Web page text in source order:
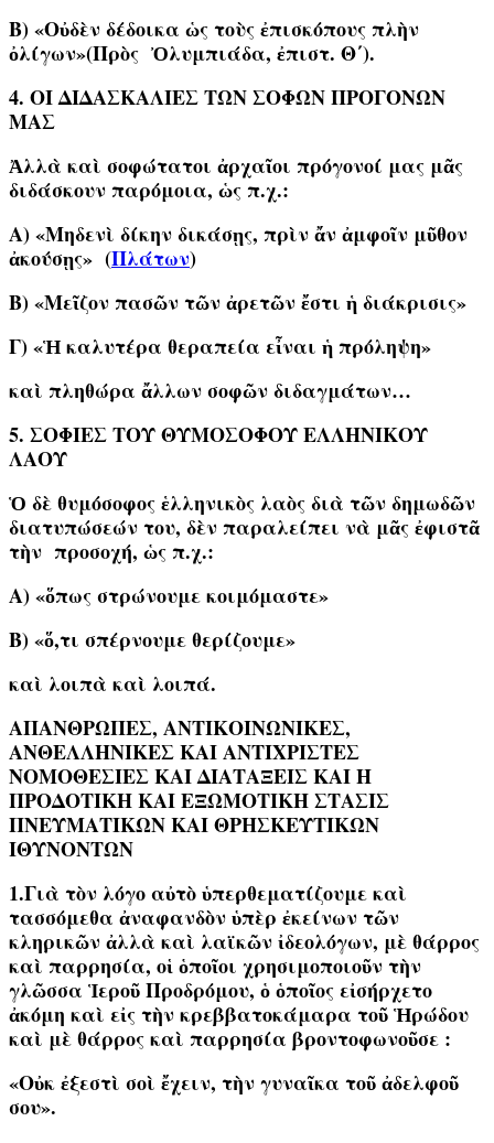
Β)«Οὐδὲν δέδοικα ὡς τοὺς ἐπισκόπους πλὴν
ὀλίγων»(Πρὸς Ὀλυμπιάδα, ἐπιστ. Θ΄).
4. ΟΙ ΔΙΔΑΣΚΑΛΙΕΣ ΤΩΝ ΣΟΦΩΝ ΠΡΟΓΟΝΩΝ
ΜΑΣ
Ἀλλὰ καὶ σοφώτατοι ἀρχαῖοι πρόγονοί μας μᾶς
διδάσκουν παρόμοια, ὡς π.χ.:
Α) «Μηδενὶ δίκην δικάσῃς, πρὶν ἄν ἀμφοῖν μῦθον
ἀκούσῃς» (Πλάτων)
Β) «Μεῖζον πασῶν τῶν ἀρετῶν ἔστι ἡ διάκρισις»
Γ) «Ἡ καλυτέρα θεραπεία εἶναι ἡ πρόληψη»
καὶ πληθώρα ἄλλων σοφῶν διδαγμάτων…
5. ΣΟΦΙΕΣ ΤΟΥ ΘΥΜΟΣΟΦΟΥ ΕΛΛΗΝΙΚΟΥ
ΛΑΟΥ
Ὁ δὲ θυμόσοφος ἑλληνικὸς λαὸς διὰ τῶν δημωδῶν
διατυπώσεών του, δὲν παραλείπει νὰ μᾶς ἐφιστᾶ
τὴν προσοχή, ὡς π.χ.:
Α) «ὅπως στρώνουμε κοιμόμαστε»
Β) «ὅ,τι σπέρνουμε θερίζουμε»
καὶ λοιπὰ καὶ λοιπά.
ΑΠΑΝΘΡΩΠΕΣ, ΑΝΤΙΚΟΙΝΩΝΙΚΕΣ,
ΑΝΘΕΛΛΗΝΙΚΕΣ ΚΑΙ ΑΝΤΙΧΡΙΣΤΕΣ
ΝΟΜΟΘΕΣΙΕΣ ΚΑΙ ΔΙΑΤΑΞΕΙΣ ΚΑΙ Η
ΠΡΟΔΟΤΙΚΗ ΚΑΙ ΕΞΩΜΟΤΙΚΗ ΣΤΑΣΙΣ
ΠΝΕΥΜΑΤΙΚΩΝ ΚΑΙ ΘΡΗΣΚΕΥΤΙΚΩΝ
ΙΘΥΝΟΝΤΩΝ
1.Γιὰ τὸν λόγο αὐτὸ ὑπερθεματίζουμε καὶ
τασσόμεθα ἀναφανδὸν ὑπὲρ ἐκείνων τῶν
κληρικῶν ἀλλὰ καὶ λαϊκῶν ἰδεολόγων, μὲ θάρρος
καὶ παρρησία, οἱ ὁποῖοι χρησιμοποιοῦν τὴν
γλῶσσα Ἱεροῦ Προδρόμου, ὁ ὁποῖος εἰσήρχετο
ἀκόμη καὶ εἰς τὴν κρεββατοκάμαρα τοῦ Ἡρώδου
καὶ μὲ θάρρος καὶ παρρησία βροντοφωνοῦσε :
«Οὐκ ἐξεστὶ σοὶ ἔχειν, τὴν γυναῖκα τοῦ ἀδελφοῦ
σου».